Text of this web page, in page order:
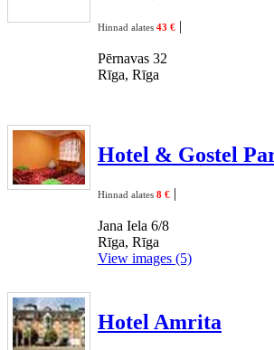
Hinnad alates 43 € |
Pērnavas 32
Rīga, Rīga
Hotel & Gostel
Hinnad alates 8 € |
Jana Iela 6/8
Rīga, Rīga
View images (5)
Hotel Amrita